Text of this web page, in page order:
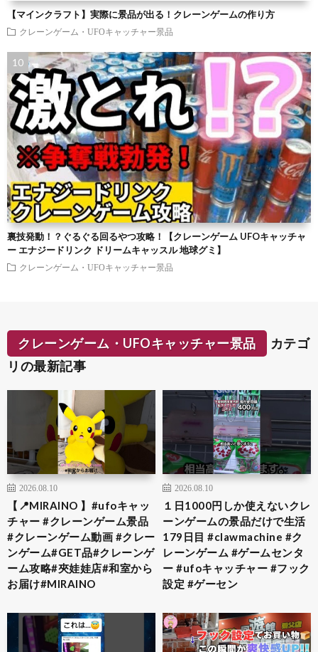
【マインクラフト】実際に景品が出る！クレーンゲームの作り方
クレーンゲーム・UFOキャッチャー景品
裏技発動！？ぐるぐる回るやつ攻略！【クレーンゲーム UFOキャッチャ
ー エナジードリンク ドリームキャッスル 地球グミ】
クレーンゲーム・UFOキャッチャー景品
クレーンゲーム・UFOキャッチャー景品
カテゴ
リの最新記事
2026.08.10
【📍MIRAINO 】#ufoキャッ
チャー #クレーンゲーム景品
#クレーンゲーム動画 #クレー
ンゲーム#GET品#クレーンゲ
ーム攻略#夾娃娃店#和室から
お届け#MIRAINO
2026.08.10
１日1000円しか使えないクレ
ーンゲームの景品だけで生活
179日目 #clawmachine #ク
レーンゲーム #ゲームセンタ
ー #ufoキャッチャー #フック
設定 #ゲーセン